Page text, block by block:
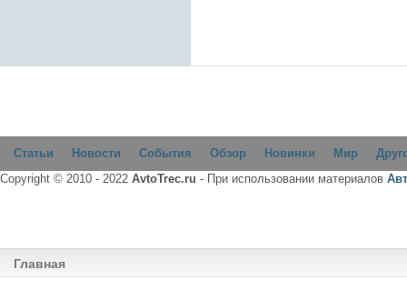
Статьи Новости События Обзор Новинки Мир
Copyright © 2010 - 2022 AvtoTrec.ru - При использовании материалов
Главная